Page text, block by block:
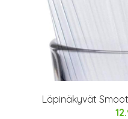
Läpinäkyvät